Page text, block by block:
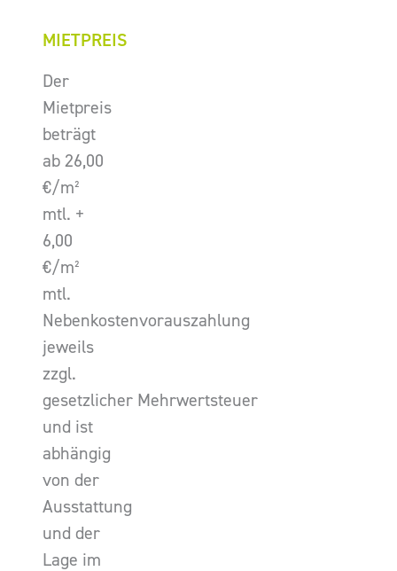
MIETPREIS
Der
Mietpreis
beträgt
ab 26,00
€/m²
mtl. +
6,00
€/m²
mtl.
Nebenkostenvorauszahlung
jeweils
zzgl.
gesetzlicher Mehrwertsteuer
und ist
abhängig
von der
Ausstattung
und der
Lage im